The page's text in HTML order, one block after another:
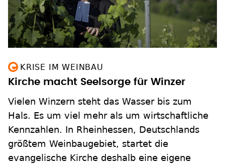
KRISE IM WEINBAU
Kirche macht Seelsorge für Winzer
Vielen Winzern steht das Wasser bis zum
Hals. Es um viel mehr als um wirtschaftliche
Kennzahlen. In Rheinhessen, Deutschlands
größtem Weinbaugebiet, startet die
evangelische Kirche deshalb eine eigene